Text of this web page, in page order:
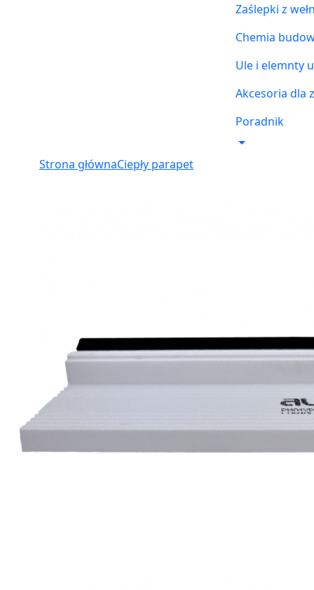
Zaślepki z
Chemia
Ule i elemnty
Akcesoria dla
Poradnik
Strona głównaCiepły parapet